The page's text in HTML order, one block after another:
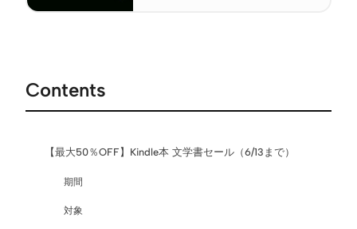
Contents
【最大50％OFF】Kindle本 文学書セール（6/13まで）
期間
対象